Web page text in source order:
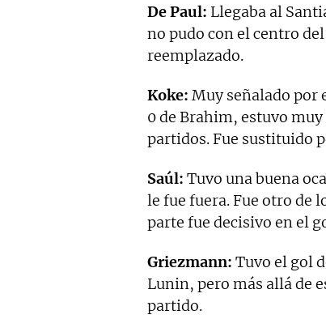
De Paul: Llegaba al
no pudo con el centro
reemplazado.
Koke: Muy señalado por
0 de Brahim, estuvo
partidos. Fue sustituido
Saúl: Tuvo una buena
le fue fuera. Fue otro de
parte fue decisivo en el
Griezmann: Tuvo el gol
Lunin, pero más allá de
partido.